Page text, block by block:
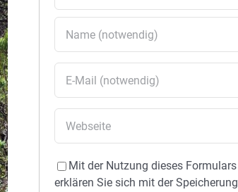
Mit der Nutzung dieses Formulars
erklären Sie sich mit der Speicherung